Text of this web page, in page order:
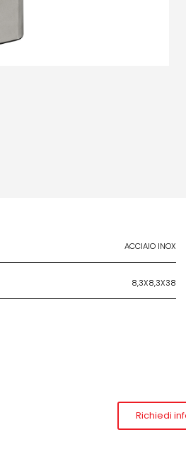
ACCIAIO INOX
8,3X8,3X38
Richiedi